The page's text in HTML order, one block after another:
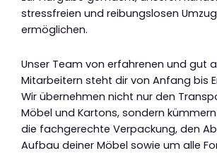
stressfreien und reibungslosen
ermöglichen.
Unser Team von erfahrenen und gut
Mitarbeitern steht dir von Anfang bis
Wir übernehmen nicht nur den
Möbel und Kartons, sondern
die fachgerechte Verpackung, den
Aufbau deiner Möbel sowie um alle